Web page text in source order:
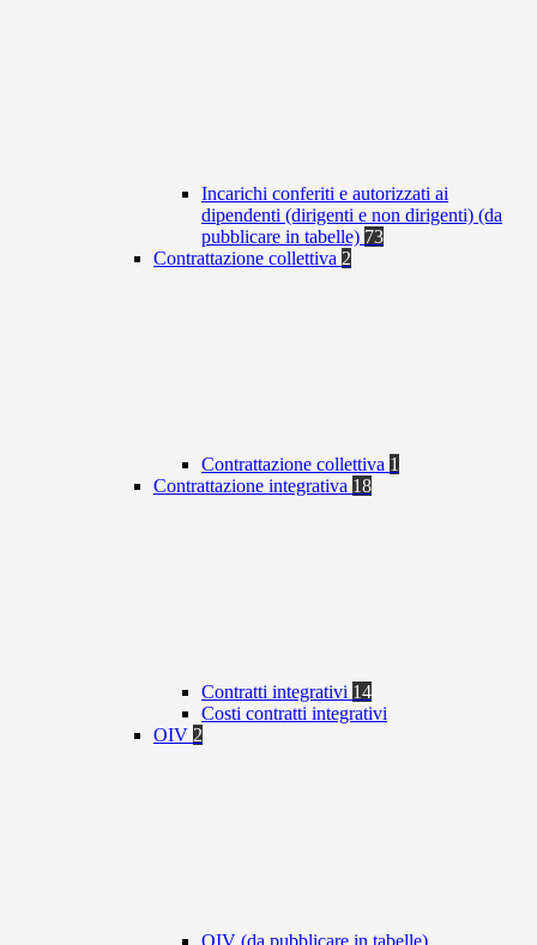
Incarichi conferiti e autorizzati ai
dipendenti (dirigenti e non dirigenti) (da
pubblicare in tabelle) 73
Contrattazione collettiva 2
Contrattazione collettiva 1
Contrattazione integrativa 18
Contratti integrativi 14
Costi contratti integrativi
OIV 2